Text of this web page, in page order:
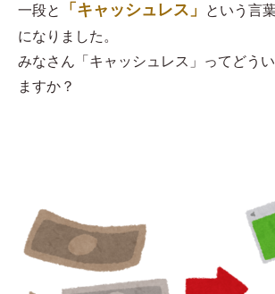
一段と
「キャッシュレス」
という言
になりました。
みなさん「キャッシュレス」ってどう
ますか？